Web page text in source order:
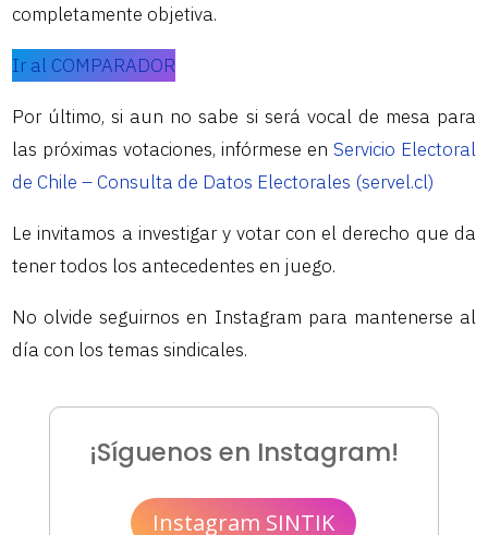
completamente objetiva.
Ir al COMPARADOR
Por último, si aun no sabe si será vocal de mesa para
las próximas votaciones, infórmese en Servicio Electoral
de Chile – Consulta de Datos Electorales (servel.cl)
Le invitamos a investigar y votar con el derecho que da
tener todos los antecedentes en juego.
No olvide seguirnos en Instagram para mantenerse al
día con los temas sindicales.
¡Síguenos en Instagram!
Instagram SINTIK